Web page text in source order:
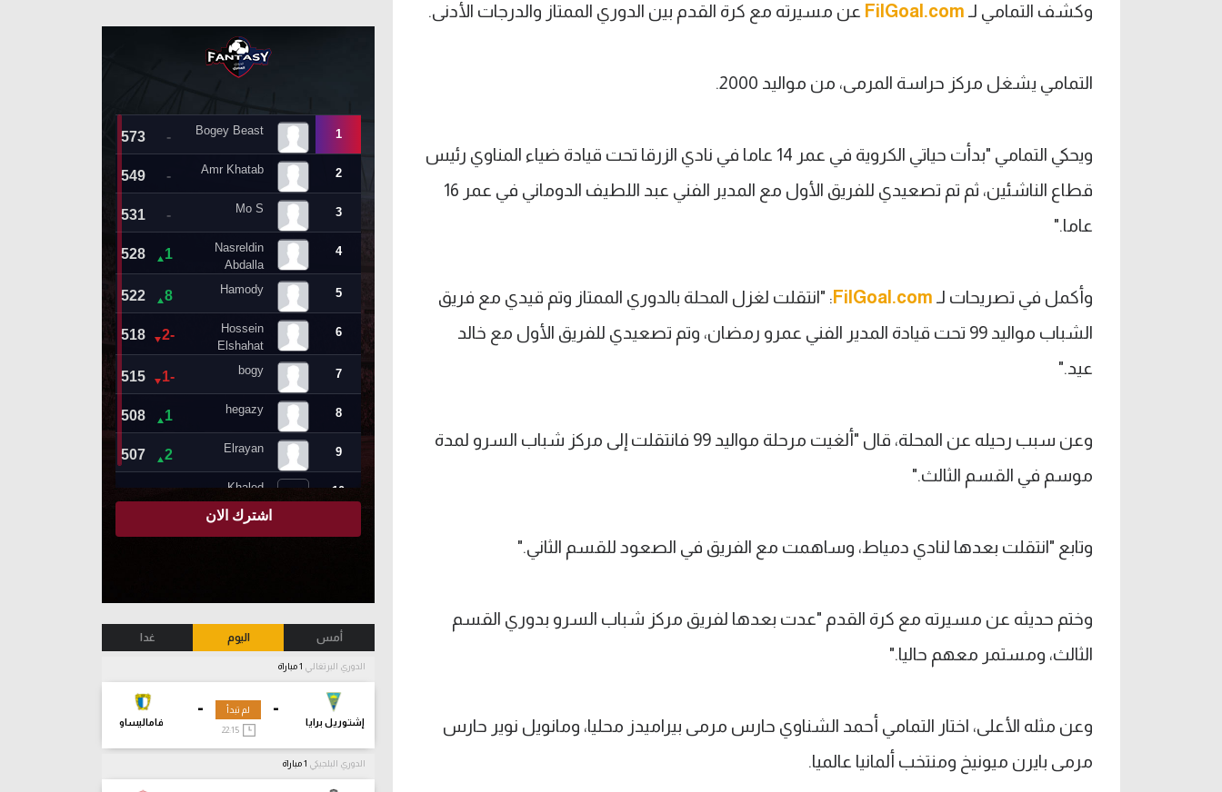
وكشف التمامي لـ FilGoal.com عن مسيرته مع كرة القدم بين الدوري الممتاز والدرجات الأدنى.
التمامي يشغل مركز حراسة المرمى، من مواليد 2000.
ويحكي التمامي "بدأت حياتي الكروية في عمر 14 عاما في نادي الزرقا تحت قيادة ضياء المناوي رئيس
قطاع الناشئين، ثم تم تصعيدي للفريق الأول مع المدير الفني عبد اللطيف الدوماني في عمر 16
عاما."
وأكمل في تصريحات لـ FilGoal.com: "انتقلت لغزل المحلة بالدوري الممتاز وتم قيدي مع فريق
الشباب مواليد 99 تحت قيادة المدير الفني عمرو رمضان، وتم تصعيدي للفريق الأول مع خالد
عيد."
وعن سبب رحيله عن المحلة، قال "ألغيت مرحلة مواليد 99 فانتقلت إلى مركز شباب السرو لمدة
موسم في القسم الثالث."
وتابع "انتقلت بعدها لنادي دمياط، وساهمت مع الفريق في الصعود للقسم الثاني."
وختم حديثه عن مسيرته مع كرة القدم "عدت بعدها لفريق مركز شباب السرو بدوري القسم
الثالث، ومستمر معهم حاليا."
وعن مثله الأعلى، اختار التمامي أحمد الشناوي حارس مرمى بيراميدز محليا، ومانويل نوير حارس
مرمى بايرن ميونيخ ومنتخب ألمانيا عالميا.
أمس اليوم غدا
الدوري البرتغالي
-
إشتوريل برايا
-
فاماليساو
لم تبدأ
22:15
الدوري البلجيكي